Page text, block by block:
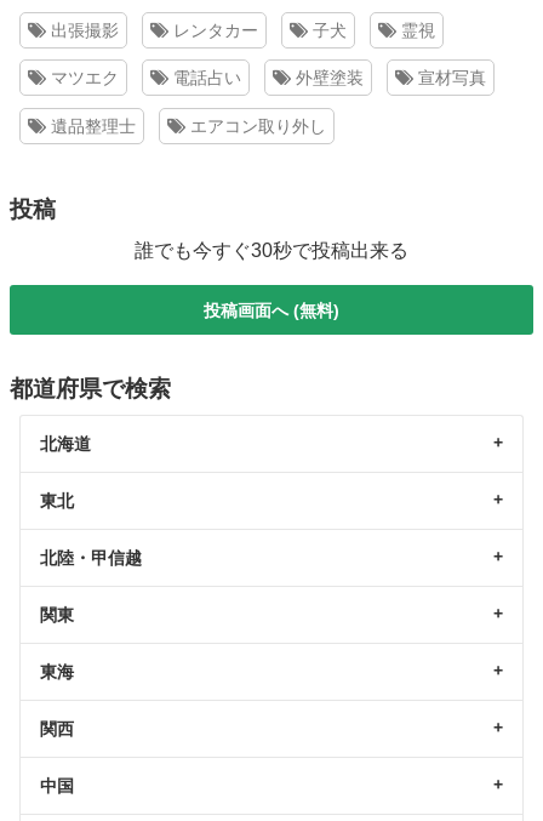
出張撮影 レンタカー 子犬 霊視
マツエク 電話占い 外壁塗装 宣材写真
遺品整理士 エアコン取り外し
投稿
誰でも今すぐ30秒で投稿出来る
投稿画面へ (無料)
都道府県で検索
北海道
東北
北陸・甲信越
関東
東海
関西
中国